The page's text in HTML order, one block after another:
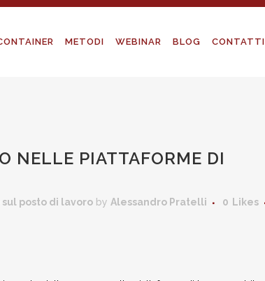
METODI WEBINAR BLOG CONTATTI
NELLE PIATTAFORME DI
sul posto di lavoro by Alessandro Pratelli 0 Likes